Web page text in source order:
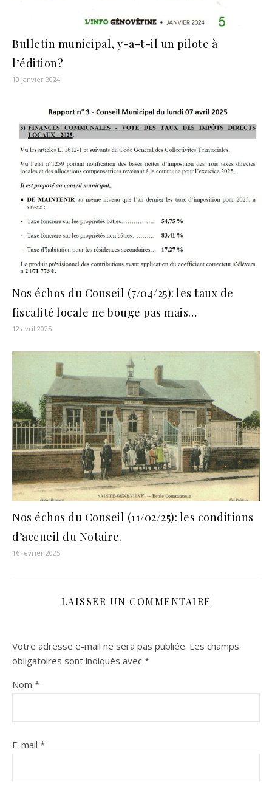
Bulletin municipal, y-a-t-il un pilote à
l’édition?
10 janvier 2024
Nos échos du Conseil (7/04/25): les taux de
fiscalité locale ne bouge pas mais…
12 avril 2025
Nos échos du Conseil (11/02/25): les conditions
d’accueil du Notaire.
16 février 2025
LAISSER UN COMMENTAIRE
Votre adresse e-mail ne sera pas publiée. Les champs
obligatoires sont indiqués avec *
Nom *
E-mail *